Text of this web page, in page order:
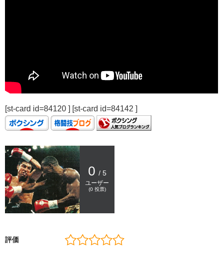
[st-card id=84120 ] [st-card id=84142 ]
0 / 5
ユーザー
(0投票)
評価